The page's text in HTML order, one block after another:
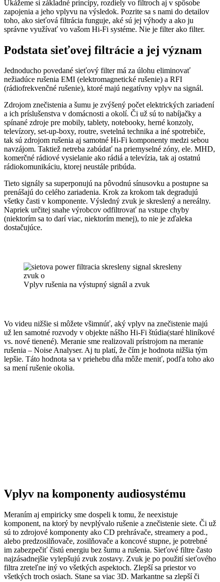
Ukážeme si základné princípy, rozdiely vo filtroch aj v spôsobe
zapojenia a jeho vplyvu na výsledok. Pozrite sa s nami do detailov
toho, ako sieťová filtrácia funguje, aké sú jej výhody a ako ju
správne využívať vo vašom Hi-Fi systéme. Nie je filter ako filter.
Podstata sieťovej filtrácie a jej význam
Jednoducho povedané sieťový filter má za úlohu eliminovať
nežiadúce rušenia EMI (elektromagnetické rušenie) a RFI
(rádiofrekvenčné rušenie), ktoré majú negatívny vplyv na signál.
Zdrojom znečistenia a šumu je zvýšený počet elektrických zariadení
a ich príslušenstva v domácnosti a okolí. Či už sú to nabíjačky a
spínané zdroje pre mobily, tablety, notebooky, herné konzoly,
televízory, set-up-boxy, routre, svetelná technika a iné spotrebiče,
tak sú zdrojom rušenia aj samotné Hi-Fi komponenty medzi sebou
navzájom. Taktiež netreba zabúdať na priemyselné zóny, ele. MHD,
komerčné rádiové vysielanie ako rádiá a televízia, tak aj ostatnú
rádiokomunikáciu, ktorej neustále pribúda.
Tieto signály sa superponujú na pôvodnú sínusovku a postupne sa
prenášajú do celého zariadenia. Krok za krokom tak degradujú
všetky časti v komponente. Výsledný zvuk je skreslený a nereálny.
Napriek určitej snahe výrobcov odfiltrovať na vstupe chyby
(niektorím sa to darí viac, niektorím menej), to nie je zďaleka
dostačujúce.
Vplyv rušenia na výstupný signál a zvuk
Vo videu nižšie si môžete všimnúť, aký vplyv na znečistenie majú
už len samotné rozvody v objekte nášho Hi-Fi štúdia(staré hliníkové
vs. nové tienené). Meranie sme realizovali prístrojom na meranie
rušenia – Noise Analyser. Aj tu platí, že čím je hodnota nižšia tým
lepšie. Táto hodnota sa v priehebu dňa môže meniť, podľa toho ako
sa mení rušenie okolia.
Vplyv na komponenty audiosystému
Meraním aj empiricky sme dospeli k tomu, že neexistuje
komponent, na ktorý by nevplývalo rušenie a znečistenie siete. Či už
sú to zdrojové komponenty ako CD prehrávače, streamery a pod.,
alebo predzosilňovače, zosilňovače a koncové stupne, je potrebné
im zabezpečiť čistú energiu bez šumu a rušenia. Sieťové filtre často
najzásadnejšie vylepšujú zvuk zostavy. Zvuk je po použití sieťového
filtra zreteľne iný vo všetkých aspektoch. Zlepší sa priestor vo
všetkých troch osiach. Stane sa viac 3D. Markantne sa zlepší či